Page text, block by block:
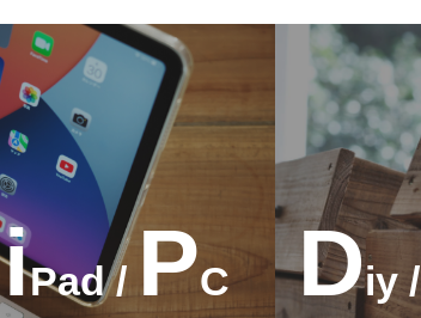
iPad / PC Diy /